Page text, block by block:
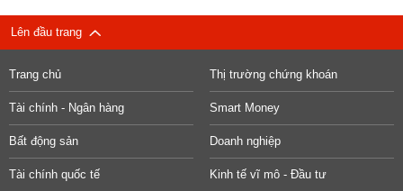
Lên đầu trang
Trang chủ Thị trường chứng khoán
Tài chính - Ngân hàng Smart Money
Bất động sản Doanh nghiệp
Tài chính quốc tế Kinh tế vĩ mô - Đầu tư